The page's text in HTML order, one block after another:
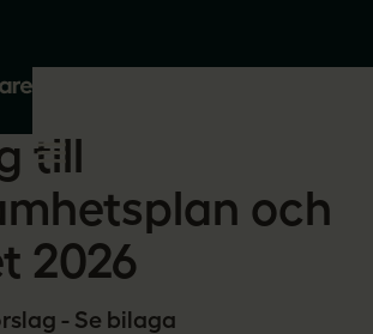
till
och
2026
- Se bilaga